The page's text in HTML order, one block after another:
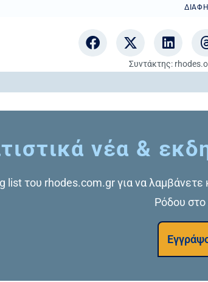
Συντάκτης:
νέα &
list του rhodes.com.gr για να
Ρόδου